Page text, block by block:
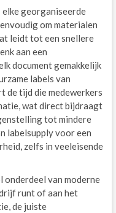
georganiseerde
om materialen
leidt tot een snellere
aan een
document gemakkelijk
labels van
de tijd die medewerkers
wat direct bijdraagt
tot mindere
labelsupply voor een
zelfs in veeleisende
onderdeel van moderne
runt of aan het
de juiste